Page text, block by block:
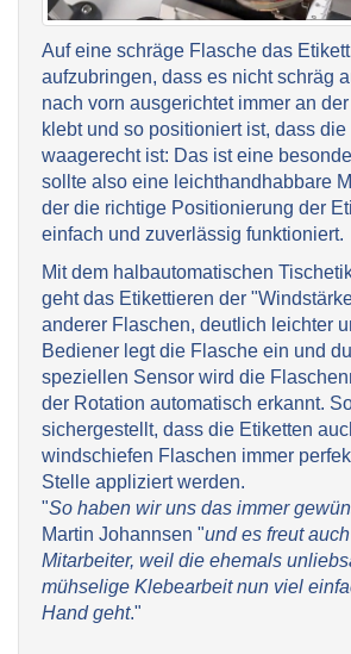
Auf eine schräge Flasche das
aufzubringen, dass es nicht schräg
nach vorn ausgerichtet immer an
klebt und so positioniert ist, dass
waagerecht ist: Das ist eine
sollte also eine leichthandhabbare
der die richtige Positionierung der
einfach und zuverlässig funktioniert.
Mit dem halbautomatischen
geht das Etikettieren der
anderer Flaschen, deutlich leichter
Bediener legt die Flasche ein und
speziellen Sensor wird die
der Rotation automatisch erkannt.
sichergestellt, dass die Etiketten
windschiefen Flaschen immer
Stelle appliziert werden.
"So haben wir uns das immer
Martin Johannsen "und es freut
Mitarbeiter, weil die ehemals
mühselige Klebearbeit nun viel
Hand geht."